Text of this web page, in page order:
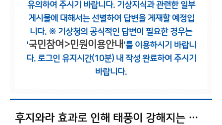
유의하여 주시기 바랍니다. 기상지식과 관련한 일부
게시물에 대해서는 선별하여 답변을 게재할 예정입
니다. ※ 기상청의 공식적인 답변이 필요한 경우는
'국민참여>민원이용안내 '를 이용하시기 바랍니
다. 로그인 유지시간(10분) 내 작성 완료하여 주시기
바랍니다.
후지와라 효과로 인해 태풍이 강해지는 일은 없습니다